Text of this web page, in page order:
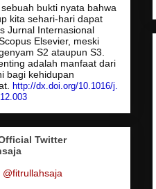
bukti nyata bahwa
kita sehari-hari dapat
Jurnal Internasional
Elsevier, meski
S2 ataupun S3.
adalah manfaat dari
bagi kehidupan
http://dx.doi.org/10.1016/j.
Twitter